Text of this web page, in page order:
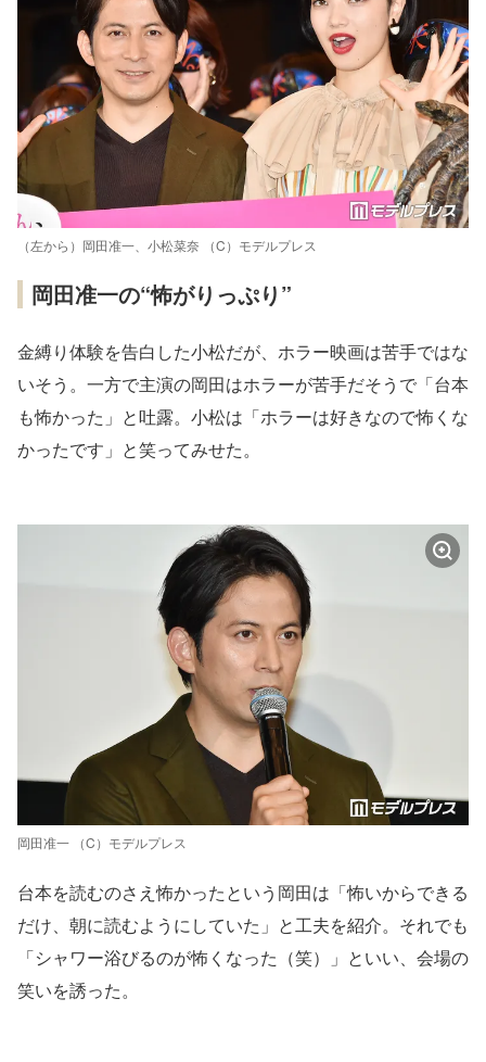
（左から）岡田准一、小松菜奈 （C）モデルプレス
岡田准一の“怖がりっぷり”
金縛り体験を告白した小松だが、ホラー映画は苦手ではな
いそう。一方で主演の岡田はホラーが苦手だそうで「台本
も怖かった」と吐露。小松は「ホラーは好きなので怖くな
かったです」と笑ってみせた。
岡田准一 （C）モデルプレス
台本を読むのさえ怖かったという岡田は「怖いからできる
だけ、朝に読むようにしていた」と工夫を紹介。それでも
「シャワー浴びるのが怖くなった（笑）」といい、会場の
笑いを誘った。